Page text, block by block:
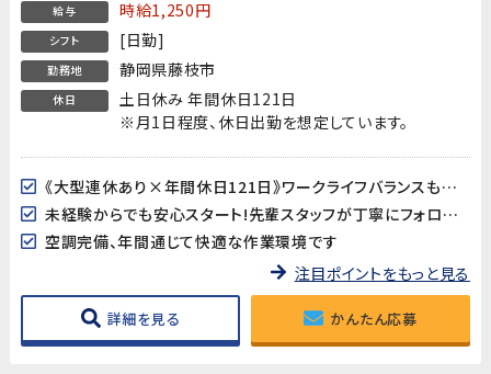
給与 時給1,250円
シフト [日勤]
勤務地 静岡県藤枝市
休日
土日休み 年間休日121日
※月1日程度、休日出勤を想定しています。
《大型連休あり×年間休日121日》ワークライフバランスも取り易い♪
未経験からでも安心スタート!先輩スタッフが丁寧にフォローします
空調完備、年間通じて快適な作業環境です
注目ポイントをもっと見る
詳細を見る かんたん応募